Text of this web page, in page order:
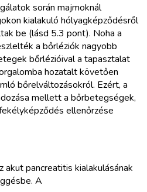
során majmoknál
kialakuló hólyagképződésről
be (lásd 5.3 pont). Noha a
a bőrléziók nagyobb
bőrlézióival a tapasztalat
hozatalt követően
bőrelváltozásokról. Ezért, a
mellett a bőrbetegségek,
ellenőrzése
pancreatitis kialakulásának
A